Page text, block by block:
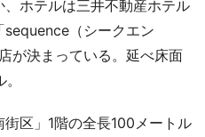
ホテルは三井不動産ホテル
sequence（シークエン
が決まっている。延べ床面
区」1階の全長100メートル